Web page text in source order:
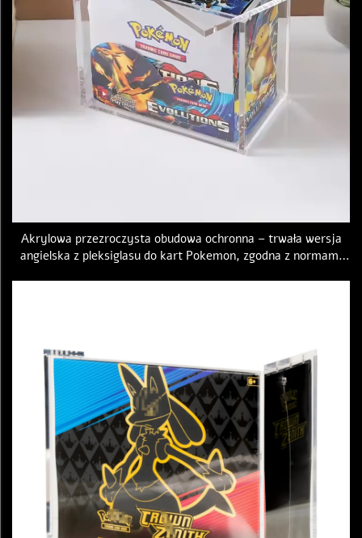
Akrylowa przezroczysta obudowa ochronna – trwała wersja
angielska z pleksiglasu do kart Pokemon, zgodna z normami